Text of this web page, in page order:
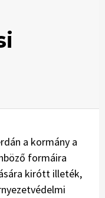
a kormány a
formáira
kirótt illeték,